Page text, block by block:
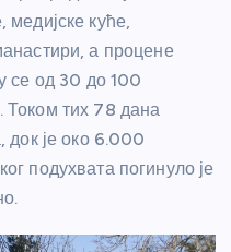
медијске куће,
а процене
се од 30 до 100
Током тих 78 дана
док је око 6.000
подухвата погинуло је